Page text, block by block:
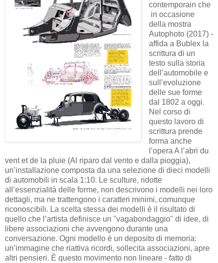
contemporain che
in occasione
della mostra
Autophoto (2017) -
affida a Bublex la
scrittura di un
testo sulla storia
dell’automobile e
sull’evoluzione
delle sue forme
dal 1802 a oggi.
Nel corso di
questo lavoro di
scrittura prende
forma anche
l’opera A l’abri du
vent et de la pluie (Al riparo dal vento e dalla pioggia),
un’installazione composta da una selezione di dieci modelli
di automobili in scala 1:10. Le sculture, ridotte
all’essenzialità delle forme, non descrivono i modelli nei loro
dettagli, ma ne trattengono i caratteri minimi, comunque
riconoscibili. La scelta stessa dei modelli è il risultato di
quello che l’artista definisce un "vagabondaggio" di idee, di
libere associazioni che avvengono durante una
conversazione. Ogni modello è un deposito di memoria:
un’immagine che riattiva ricordi, sollecita associazioni, apre
altri pensieri. È questo movimento non lineare - fatto di